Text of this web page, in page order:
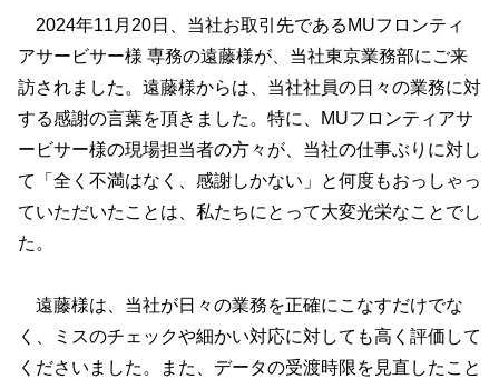
2024年11月20日、当社お取引先であるMUフロンティ
アサービサー様 専務の遠藤様が、当社東京業務部にご来
訪されました。遠藤様からは、当社社員の日々の業務に対
する感謝の言葉を頂きました。特に、MUフロンティアサ
ービサー様の現場担当者の方々が、当社の仕事ぶりに対し
て「全く不満はなく、感謝しかない」と何度もおっしゃっ
ていただいたことは、私たちにとって大変光栄なことでし
た。
遠藤様は、当社が日々の業務を正確にこなすだけでな
く、ミスのチェックや細かい対応に対しても高く評価して
くださいました。また、データの受渡時限を見直したこと